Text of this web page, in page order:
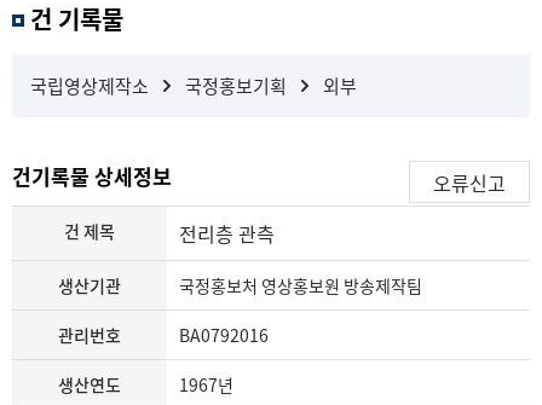
과 건 기록물
국립영상제작소 국정홍보기획 외부
건기록물 상세정보 오류신고
건 제목 전리층 관측
생산기관 국정홍보처 영상홍보원 방송제작팀
관리번호 BA0792016
생산연도 1967년